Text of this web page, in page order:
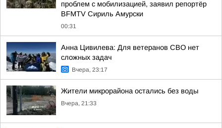
проблем с мобилизацией, заявил репортёр
BFMTV Сириль Амурски
00:31
Анна Цивилева: Для ветеранов СВО нет
сложных задач
Вчера, 23:17
Жители микрорайона остались без воды
Вчера, 21:33